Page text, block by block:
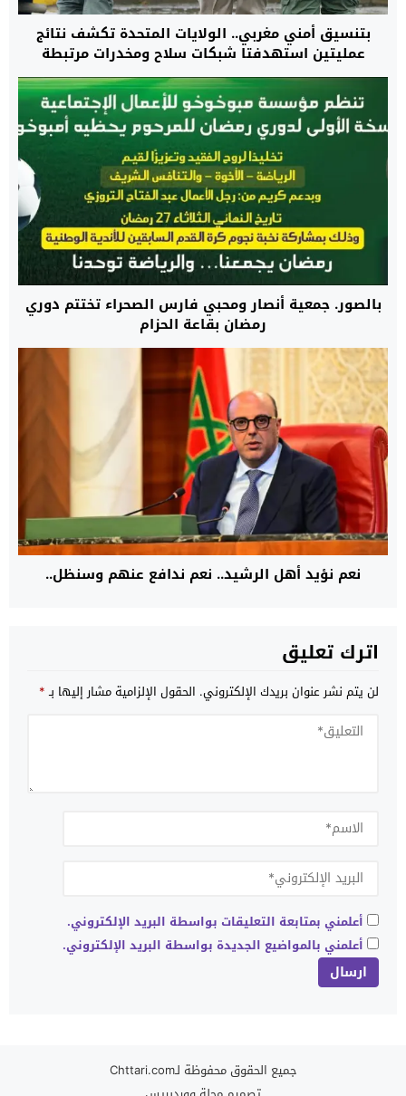
بتنسيق أمني مغربي.. الولايات المتحدة تكشف نتائج
عمليتين استهدفتا شبكات سلاح ومخدرات مرتبطة
بكارتلات ومنظمات مصنفة إرهابية
بالصور. جمعية أنصار ومحبي فارس الصحراء تختتم دوري
رمضان بقاعة الحزام
نعم نؤيد أهل الرشيد.. نعم ندافع عنهم وسنظل..
اترك تعليق
لن يتم نشر عنوان بريدك الإلكتروني. الحقول الإلزامية مشار إليها بـ*
أعلمني بمتابعة التعليقات بواسطة البريد الإلكتروني.
أعلمني بالمواضيع الجديدة بواسطة البريد الإلكتروني.
جميع الحقوق محفوظة لـChttari.com